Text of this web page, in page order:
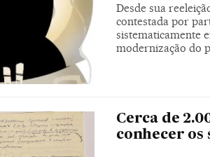
Desde sua
contestada por
sistematicamente
modernização do
Cerca de
conhecer os